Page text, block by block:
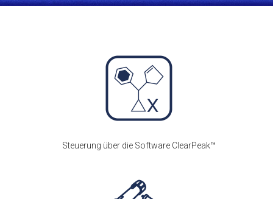
Steuerung über die Software ClearPeak™